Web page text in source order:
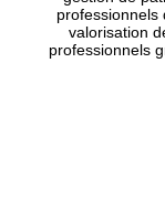
professionnels
valorisation
professionnels